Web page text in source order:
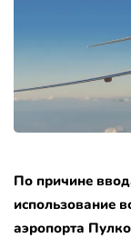
По причине
использование
аэропорта